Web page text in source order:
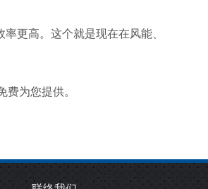
更高。这个就是现在在风能、
为您提供。